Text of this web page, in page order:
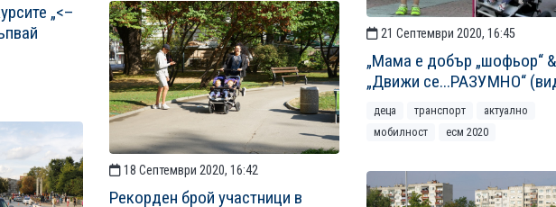
„<–
21 Септември 2020, 16:45
„Мама е добър „шофьор“ &
„Движи се...РАЗУМНО“
деца транспорт
актуално
мобилност
есм 2020
18 Септември 2020, 16:42
Рекорден брой участници в